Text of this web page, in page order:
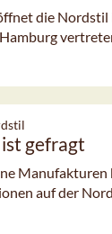
die
gefragt
auf der